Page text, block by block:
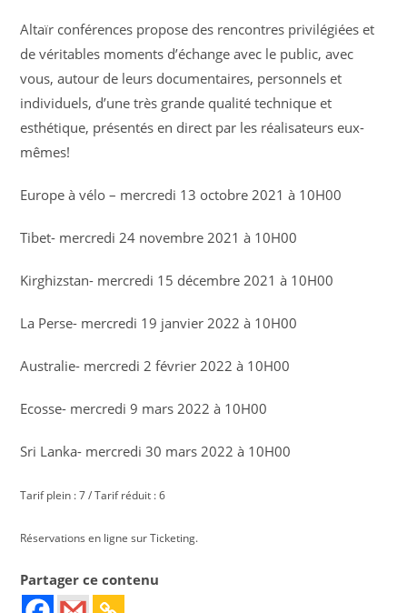
Altaïr conférences propose des rencontres privilégiées et
de véritables moments d’échange avec le public, avec
vous, autour de leurs documentaires, personnels et
individuels, d’une très grande qualité technique et
esthétique, présentés en direct par les réalisateurs eux-
mêmes!
Europe à vélo – mercredi 13 octobre 2021 à 10H00
Tibet- mercredi 24 novembre 2021 à 10H00
Kirghizstan- mercredi 15 décembre 2021 à 10H00
La Perse- mercredi 19 janvier 2022 à 10H00
Australie- mercredi 2 février 2022 à 10H00
Ecosse- mercredi 9 mars 2022 à 10H00
Sri Lanka- mercredi 30 mars 2022 à 10H00
Tarif plein : 7 / Tarif réduit : 6
Réservations en ligne sur Ticketing.
Partager ce contenu